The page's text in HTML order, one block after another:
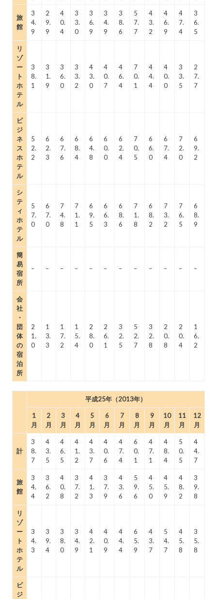
旅
館
3
4.
9
2
9.
9
4
0.
4
3
3.
0
3
6.
9
3
4.
9
3
8.
6
5
7.
7
4
3.
2
4
6.
9
4
7.
4
3
6.
5
リ
ゾ
ー
ト
ホ
テ
ル
3
8.
1
3
1.
9
3
6.
0
3
3.
2
4
3.
0
4
0.
7
4
6.
4
7
0.
1
4
4.
4
4
0.
0
3
3.
5
2
7.
7
ビ
ジ
ネ
ス
ホ
テ
ル
5
2.
2
6
2.
3
6
7.
6
6
8.
4
6
4.
8
6
0.
0
6
2.
4
7
0.
5
6
6.
0
6
7.
4
7
2.
0
6
9.
2
シ
テ
ィ
ホ
テ
ル
5
7.
0
6
7.
0
7
4.
8
7
1.
1
6
9.
5
6
6.
3
6
8.
6
7
1.
8
6
8.
2
7
3.
2
7
6.
5
6
8.
9
簡
易
宿
所
– – – – – – – – – – – –
会
社
・
団
体
の
宿
泊
所
2
1.
0
1
3.
3
1
7.
2
1
5.
4
2
8.
0
2
6.
1
3
2.
5
5
2.
7
3
2.
8
2
0.
8
2
0.
4
1
6.
2
平成25年（2013年）
1
月
2
月
3
月
4
月
5
月
6
月
7
月
8
月
9
月
10
月
11
月
12
月
計
3
8.
7
4
3.
5
4
6.
5
4
1.
2
4
3.
7
4
0.
6
4
7.
4
6
0.
1
4
7.
1
4
8.
4
5
0.
5
4
4.
7
旅
館
3
4.
4
3
6.
2
4
0.
8
3
7.
2
4
1.
3
3
7.
9
4
3.
6
5
9.
6
4
5.
0
4
5.
9
4
8.
2
3
9.
8
リ
ゾ
ー
ト
ホ
テ
ル
3
4.
3
3
9.
4
3
8.
0
3
4.
9
4
2.
1
4
0.
9
4
4.
4
6
5.
9
4
3.
7
5
4.
7
4
5.
8
3
5.
8
ビ
ジ